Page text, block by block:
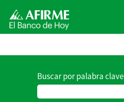
Buscar por palabra clave